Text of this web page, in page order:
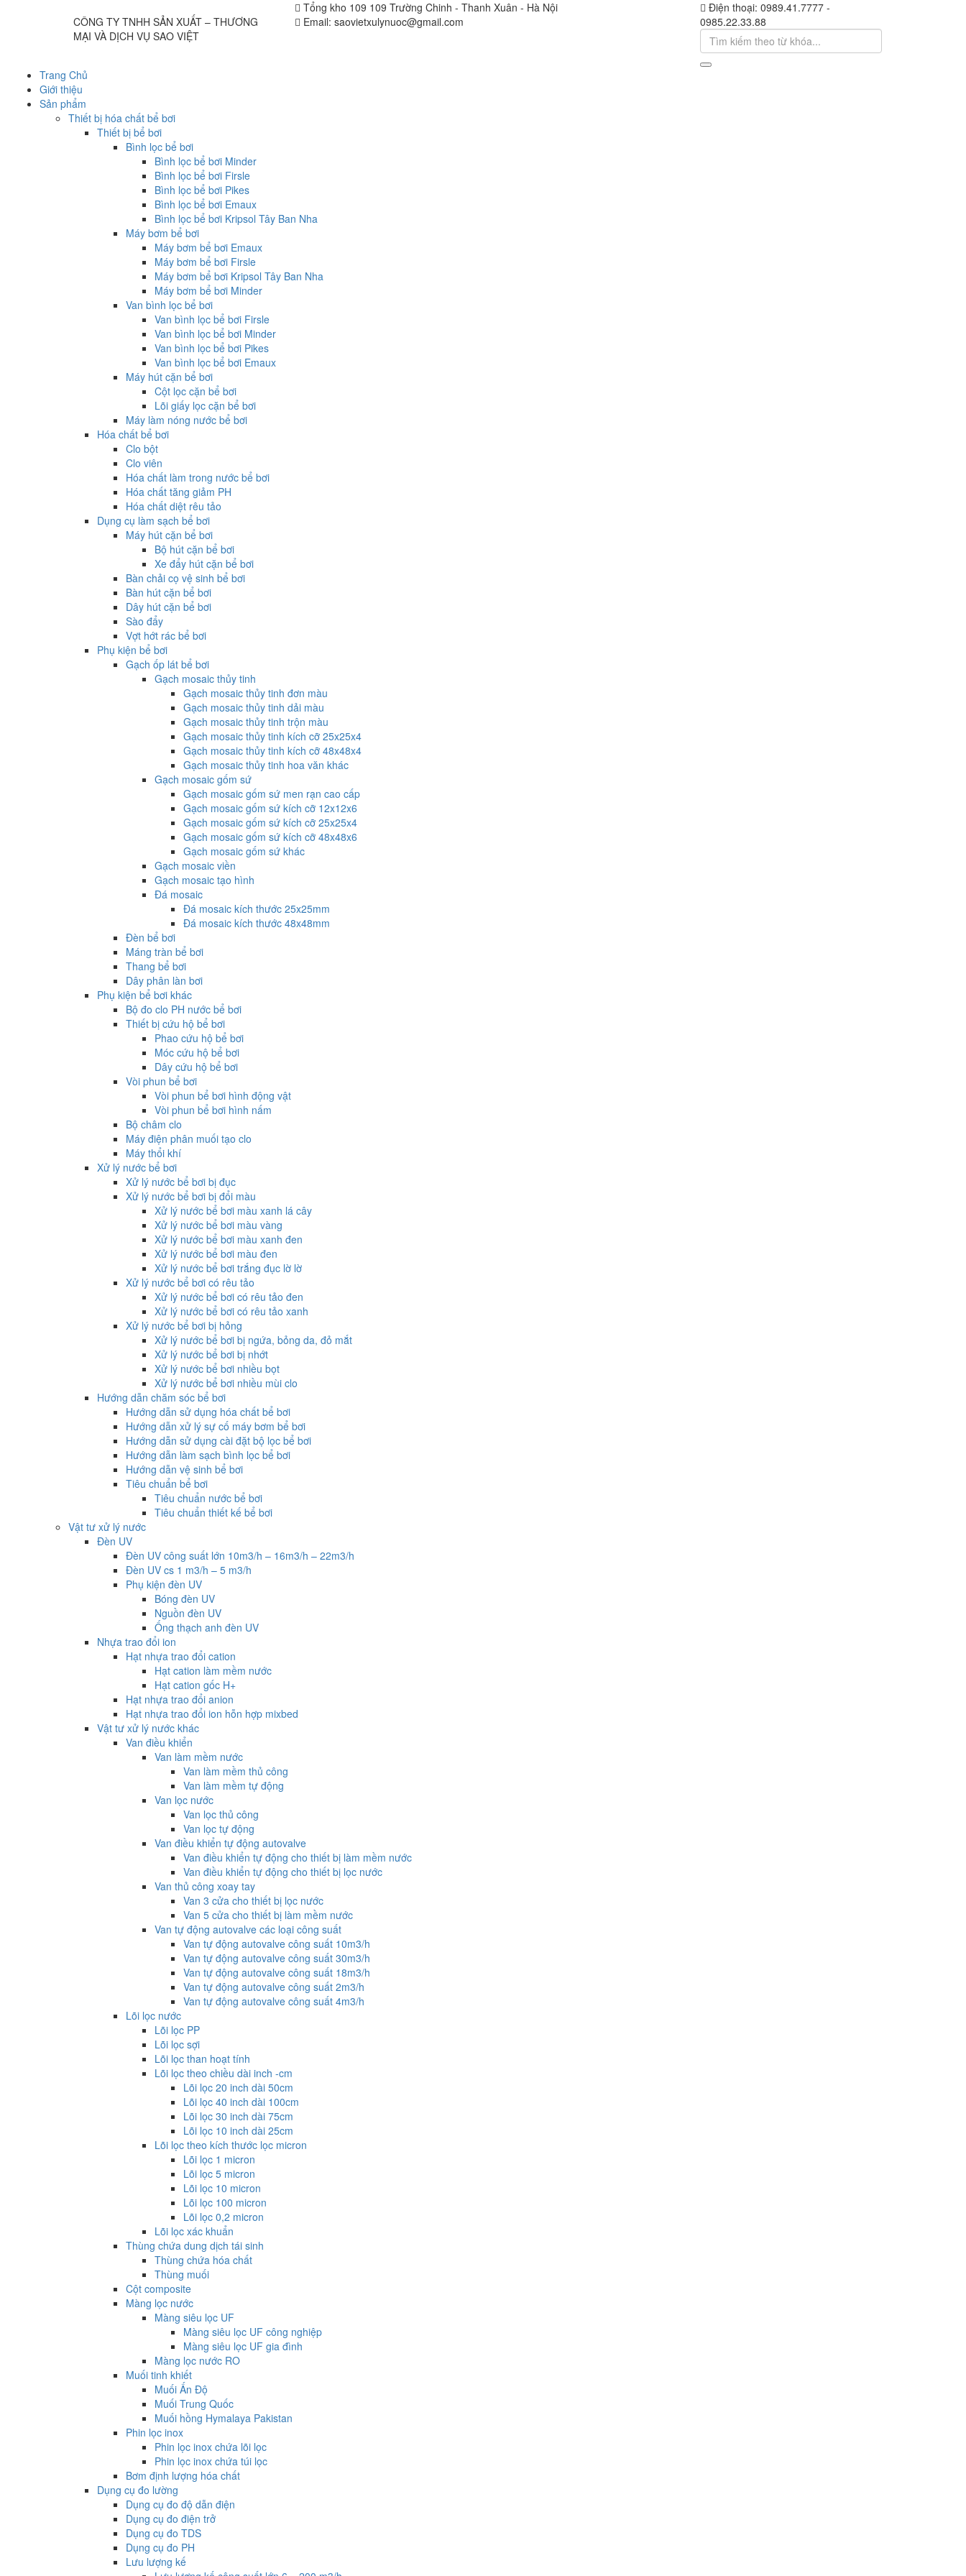
CÔNG TY TNHH SẢN XUẤT – THƯƠNG
MẠI VÀ DỊCH VỤ SAO VIỆT
Tổng kho 109 109 Trường Chinh - Thanh Xuân - Hà Nội
Email: saovietxulynuoc@gmail.com
Điện thoại: 0989.41.7777 -
0985.22.33.88
Trang Chủ
Giới thiệu
Sản phẩm
Thiết bị hóa chất bể bơi
Thiết bị bể bơi
Bình lọc bể bơi
Bình lọc bể bơi Minder
Bình lọc bể bơi Firsle
Bình lọc bể bơi Pikes
Bình lọc bể bơi Emaux
Bình lọc bể bơi Kripsol Tây Ban Nha
Máy bơm bể bơi
Máy bơm bể bơi Emaux
Máy bơm bể bơi Firsle
Máy bơm bể bơi Kripsol Tây Ban Nha
Máy bơm bể bơi Minder
Van bình lọc bể bơi
Van bình lọc bể bơi Firsle
Van bình lọc bể bơi Minder
Van bình lọc bể bơi Pikes
Van bình lọc bể bơi Emaux
Máy hút cặn bể bơi
Cột lọc cặn bể bơi
Lõi giấy lọc cặn bể bơi
Máy làm nóng nước bể bơi
Hóa chất bể bơi
Clo bột
Clo viên
Hóa chất làm trong nước bể bơi
Hóa chất tăng giảm PH
Hóa chất diệt rêu tảo
Dụng cụ làm sạch bể bơi
Máy hút cặn bể bơi
Bộ hút cặn bể bơi
Xe đẩy hút cặn bể bơi
Bàn chải cọ vệ sinh bể bơi
Bàn hút cặn bể bơi
Dây hút cặn bể bơi
Sào đẩy
Vợt hớt rác bể bơi
Phụ kiện bể bơi
Gạch ốp lát bể bơi
Gạch mosaic thủy tinh
Gạch mosaic thủy tinh đơn màu
Gạch mosaic thủy tinh dải màu
Gạch mosaic thủy tinh trộn màu
Gạch mosaic thủy tinh kích cỡ 25x25x4
Gạch mosaic thủy tinh kích cỡ 48x48x4
Gạch mosaic thủy tinh hoa văn khác
Gạch mosaic gốm sứ
Gạch mosaic gốm sứ men rạn cao cấp
Gạch mosaic gốm sứ kích cỡ 12x12x6
Gạch mosaic gốm sứ kích cỡ 25x25x4
Gạch mosaic gốm sứ kích cỡ 48x48x6
Gạch mosaic gốm sứ khác
Gạch mosaic viền
Gạch mosaic tạo hình
Đá mosaic
Đá mosaic kích thước 25x25mm
Đá mosaic kích thước 48x48mm
Đèn bể bơi
Máng tràn bể bơi
Thang bể bơi
Dây phân làn bơi
Phụ kiện bể bơi khác
Bộ đo clo PH nước bể bơi
Thiết bị cứu hộ bể bơi
Phao cứu hộ bể bơi
Móc cứu hộ bể bơi
Dây cứu hộ bể bơi
Vòi phun bể bơi
Vòi phun bể bơi hình động vật
Vòi phun bể bơi hình nấm
Bộ châm clo
Máy điện phân muối tạo clo
Máy thổi khí
Xử lý nước bể bơi
Xử lý nước bể bơi bị đục
Xử lý nước bể bơi bị đổi màu
Xử lý nước bể bơi màu xanh lá cây
Xử lý nước bể bơi màu vàng
Xử lý nước bể bơi màu xanh đen
Xử lý nước bể bơi màu đen
Xử lý nước bể bơi trắng đục lờ lờ
Xử lý nước bể bơi có rêu tảo
Xử lý nước bể bơi có rêu tảo đen
Xử lý nước bể bơi có rêu tảo xanh
Xử lý nước bể bơi bị hỏng
Xử lý nước bể bơi bị ngứa, bỏng da, đỏ mắt
Xử lý nước bể bơi bị nhớt
Xử lý nước bể bơi nhiều bọt
Xử lý nước bể bơi nhiều mùi clo
Hướng dẫn chăm sóc bể bơi
Hướng dẫn sử dụng hóa chất bể bơi
Hướng dẫn xử lý sự cố máy bơm bể bơi
Hướng dẫn sử dụng cài đặt bộ lọc bể bơi
Hướng dẫn làm sạch bình lọc bể bơi
Hướng dẫn vệ sinh bể bơi
Tiêu chuẩn bể bơi
Tiêu chuẩn nước bể bơi
Tiêu chuẩn thiết kế bể bơi
Vật tư xử lý nước
Đèn UV
Đèn UV công suất lớn 10m3/h – 16m3/h – 22m3/h
Đèn UV cs 1 m3/h – 5 m3/h
Phụ kiện đèn UV
Bóng đèn UV
Nguồn đèn UV
Ống thạch anh đèn UV
Nhựa trao đổi ion
Hạt nhựa trao đổi cation
Hạt cation làm mềm nước
Hạt cation gốc H+
Hạt nhựa trao đổi anion
Hạt nhựa trao đổi ion hỗn hợp mixbed
Vật tư xử lý nước khác
Van điều khiển
Van làm mềm nước
Van làm mềm thủ công
Van làm mềm tự động
Van lọc nước
Van lọc thủ công
Van lọc tự động
Van điều khiển tự động autovalve
Van điều khiển tự động cho thiết bị làm mềm nước
Van điều khiển tự động cho thiết bị lọc nước
Van thủ công xoay tay
Van 3 cửa cho thiết bị lọc nước
Van 5 cửa cho thiết bị làm mềm nước
Van tự động autovalve các loại công suất
Van tự động autovalve công suất 10m3/h
Van tự động autovalve công suất 30m3/h
Van tự động autovalve công suất 18m3/h
Van tự động autovalve công suất 2m3/h
Van tự động autovalve công suất 4m3/h
Lõi lọc nước
Lõi lọc PP
Lõi lọc sợi
Lõi lọc than hoạt tính
Lõi lọc theo chiều dài inch -cm
Lõi lọc 20 inch dài 50cm
Lõi lọc 40 inch dài 100cm
Lõi lọc 30 inch dài 75cm
Lõi lọc 10 inch dài 25cm
Lõi lọc theo kích thước lọc micron
Lõi lọc 1 micron
Lõi lọc 5 micron
Lõi lọc 10 micron
Lõi lọc 100 micron
Lõi lọc 0,2 micron
Lõi lọc xác khuẩn
Thùng chứa dung dịch tái sinh
Thùng chứa hóa chất
Thùng muối
Cột composite
Màng lọc nước
Màng siêu lọc UF
Màng siêu lọc UF công nghiệp
Màng siêu lọc UF gia đình
Màng lọc nước RO
Muối tinh khiết
Muối Ấn Độ
Muối Trung Quốc
Muối hồng Hymalaya Pakistan
Phin lọc inox
Phin lọc inox chứa lõi lọc
Phin lọc inox chứa túi lọc
Bơm định lượng hóa chất
Dụng cụ đo lường
Dụng cụ đo độ dẫn điện
Dụng cụ đo điện trở
Dụng cụ đo TDS
Dụng cụ đo PH
Lưu lượng kế